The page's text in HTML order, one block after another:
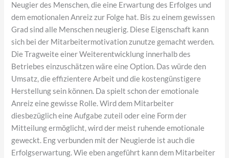
Neugier des Menschen, die eine Erwartung des Erfolges und
dem emotionalen Anreiz zur Folge hat. Bis zu einem gewissen
Grad sind alle Menschen neugierig. Diese Eigenschaft kann
sich bei der Mitarbeitermotivation zunutze gemacht werden.
Die Tragweite einer Weiterentwicklung innerhalb des
Betriebes einzuschätzen wäre eine Option. Das würde den
Umsatz, die effizientere Arbeit und die kostengünstigere
Herstellung sein können. Da spielt schon der emotionale
Anreiz eine gewisse Rolle. Wird dem Mitarbeiter
diesbezüglich eine Aufgabe zuteil oder eine Form der
Mitteilung ermöglicht, wird der meist ruhende emotionale
geweckt. Eng verbunden mit der Neugierde ist auch die
Erfolgserwartung. Wie eben angeführt kann dem Mitarbeiter